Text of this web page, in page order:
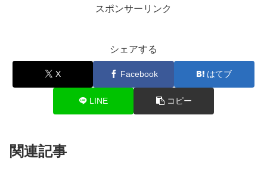
スポンサーリンク
シェアする
X Facebook はてブ
LINE コピー
関連記事